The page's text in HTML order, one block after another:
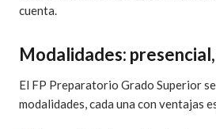
cuenta.
Modalidades:
El FP Preparatorio Grado Superior
modalidades, cada una con ventajas